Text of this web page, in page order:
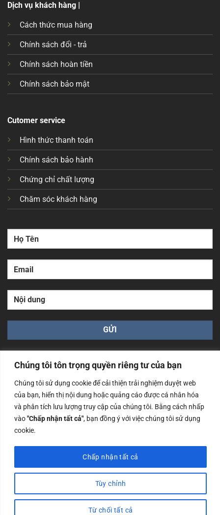
Chúng tôi tôn trọng quyền riêng tư của bạn
Chúng tôi sử dụng cookie để cải thiện trải nghiệm duyệt web
của bạn, hiển thị nội dung hoặc quảng cáo được cá nhân hóa
và phân tích lưu lượng truy cập của chúng tôi. Bằng cách nhấp
vào"Chấp nhận tất cả", bạn đồng ý với việc chúng tôi sử dụng
cookie.
Tùy chỉnh
Từ chối tất cả
Chấp nhận tất cả
Dịch vụ khách hàng |
Cách thức mua hàng
Chính sách đổi - trả
Chính sách hoàn tiền
Chính sách bảo mật
Cutomer service
Hình thức thanh toán
Chính sách bảo hành
Chứng chỉ chất lượng
Chăm sóc khách hàng
Công ty TNHH Nam Bình Xương - Số ĐKKD: 0108783483
cấp ngày 14/06/2019 bởi Sở Kế Hoạch và Đầu Tư Tp. Hà
Nội
Copyrights @2023 Nam Binh Xuong. All Rights Reserved